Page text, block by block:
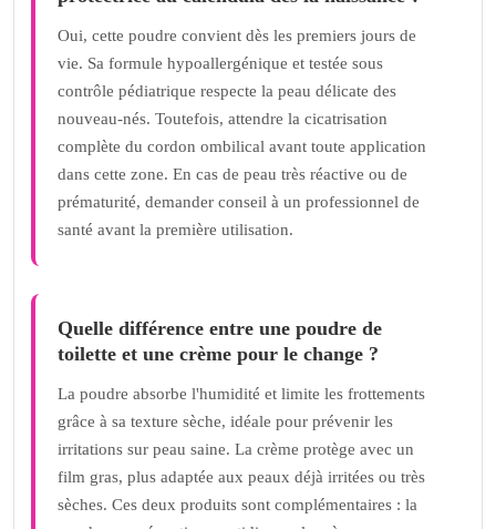
Oui, cette poudre convient dès les premiers jours de
vie. Sa formule hypoallergénique et testée sous
contrôle pédiatrique respecte la peau délicate des
nouveau-nés. Toutefois, attendre la cicatrisation
complète du cordon ombilical avant toute application
dans cette zone. En cas de peau très réactive ou de
prématurité, demander conseil à un professionnel de
santé avant la première utilisation.
Quelle différence entre une poudre de
toilette et une crème pour le change ?
La poudre absorbe l'humidité et limite les frottements
grâce à sa texture sèche, idéale pour prévenir les
irritations sur peau saine. La crème protège avec un
film gras, plus adaptée aux peaux déjà irritées ou très
sèches. Ces deux produits sont complémentaires : la